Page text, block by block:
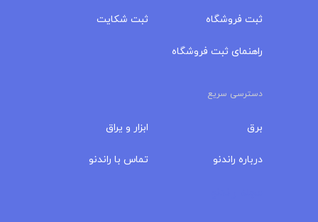
ثبت فروشگاه
راهنمای ثبت فروشگاه
ثبت شکایت
دسترسی سریع
برق
درباره‌ راندنو
ابزار و یراق
تماس با راندنو